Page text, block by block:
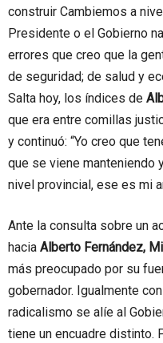
construir Cambiemos a
Presidente o el Gobierno
errores que creo que la
de seguridad; de salud y
Salta hoy, los índices de
que era entre comillas
y continuó: “Yo creo que
que se viene manteniendo
nivel provincial, ese es mi
Ante la consulta sobre un
hacia Alberto Fernández,
más preocupado por su
gobernador. Igualmente
radicalismo se alíe al
tiene un encuadre distinto.